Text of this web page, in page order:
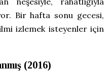
Bir hafta sonu gecesi,
izlemek isteyenler için
(2016)